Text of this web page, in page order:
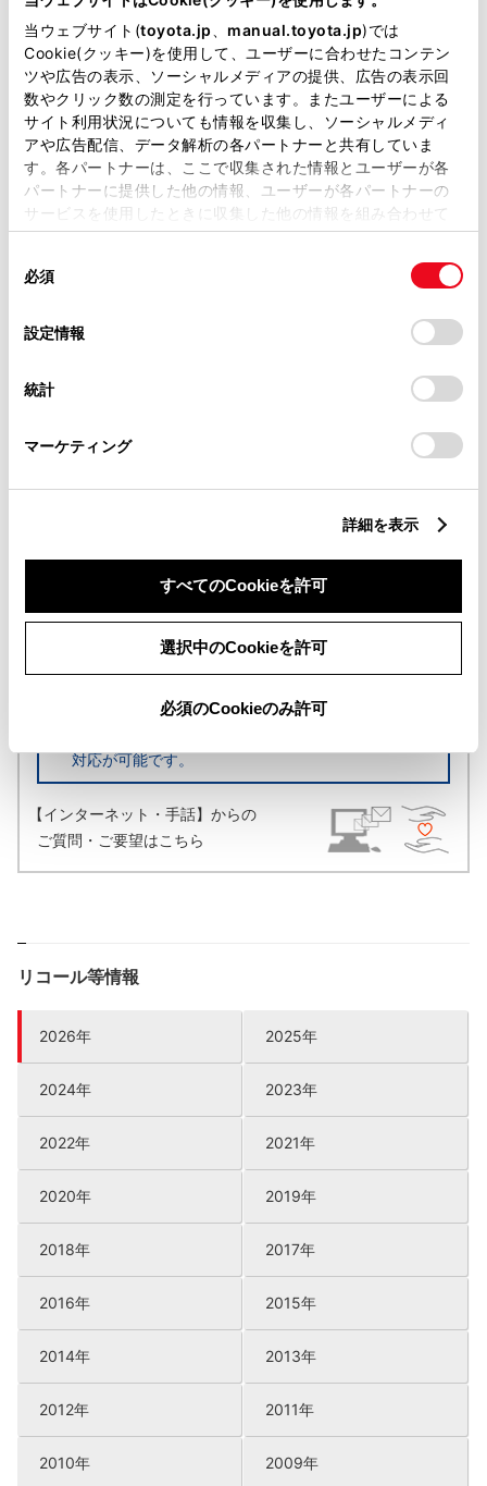
当ウェブサイト(toyota.jp manual.toyota.jp)では
Cookie(クッキー)を使用して、ユーザーに合わせたコンテン
ツや広告の表示、ソーシャルメディアの提供、広告の表示回
数やクリック数の測定を行っています。またユーザーによる
サイト利用状況についても情報を収集し、ソーシャルメディ
アや広告配信、データ解析の各パートナーと共有していま
す。各パートナーは、ここで収集された情報とユーザーが各
パートナーに提供した他の情報、ユーザーが各パートナーの
サービスを使用したときに収集した他の情報を組み合わせて
使用することがあります。当ウェブサイトの使用を続行する
デバイスにすべてのCookie(クッキー)が保存されることに同
意したことになります。Cookie(クッキー)のオプトアウト、
設定の変更、同意を撤回したりするにあたっては、当社の
「Cookie（クッキー）情報の取り扱いについて
」をご覧くだ
必須
設定情報
統計
マーケティング
詳細を表示
すべてのCookieを許可
選択中のCookieを許可
必須のCookieのみ許可
上放置できなくなるおそれがあり、原因が設計又は製作の過程に
ある場合に、その旨を国土交通省に届け出て、ご使用のお客様に
ご連絡して無料で修理します。
サービスキャンペーンとは
リコールや改善対策に該当しないもので、商品性の改善等のため
に、国土交通省に通知し、サービスキャンペーンを実施していま
す。 お客様にご連絡するか、トヨタ販売店へご来店時にお知らせ
サービスキャンペーン情報
お車に関するご質問はお近くのトヨタ販売店または、下記のお客
トヨタ自動車株式会社
お客様相談センター
0800-700-7700
受付時間 9:00～17:00(長期連休などの当社指定日を
除く)
対応が可能です。
【インターネット・手話】からの
ご質問・ご要望はこちら
リコール等情報
2026年 2025年
2024年 2023年
2022年 2021年
2020年 2019年
2018年 2017年
2016年 2015年
2014年 2013年
2012年 2011年
2010年 2009年